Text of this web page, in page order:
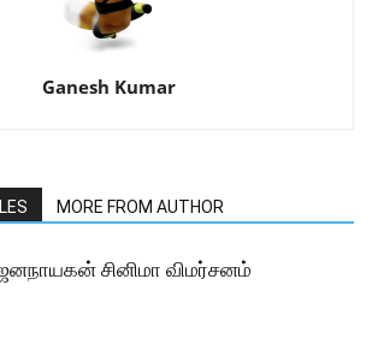
Ganesh Kumar
MORE FROM AUTHOR
சினிமா விமர்சனம்